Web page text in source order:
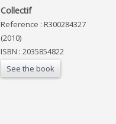
‎Collectif‎
Reference : R300284327
(2010)
ISBN : 2035854822
See the book